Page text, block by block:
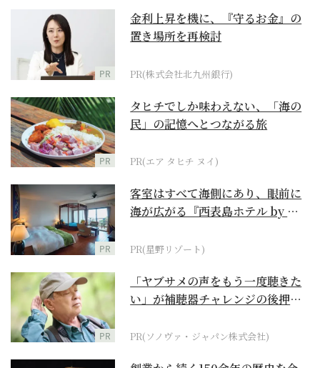
PR
金利上昇を機に、『守るお金』の
置き場所を再検討
PR(株式会社北九州銀行)
PR
タヒチでしか味わえない、「海の
民」の記憶へとつながる旅
PR(エア タヒチ ヌイ)
PR
客室はすべて海側にあり、眼前に
海が広がる『西表島ホテル by 星
PR(星野リゾート)
PR
「ヤブサメの声をもう一度聴きた
い」が補聴器チャレンジの後押し
PR(ソノヴァ・ジャパン株式会社)